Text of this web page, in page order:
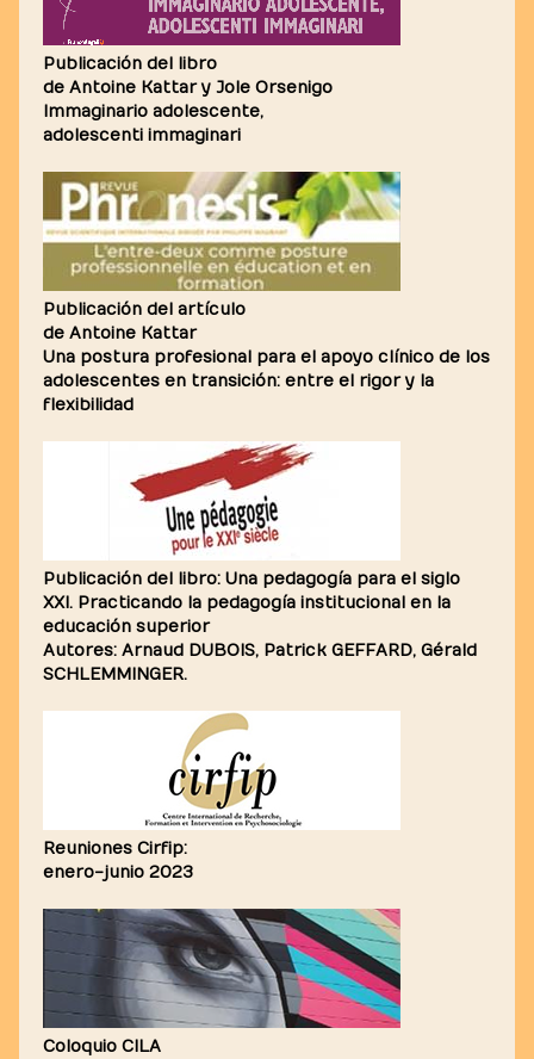
Publicación del libro
de Antoine Kattar y Jole Orsenigo
Immaginario adolescente,
adolescenti immaginari
Publicación del artículo
de Antoine Kattar
Una postura profesional para el apoyo clínico de los
adolescentes en transición: entre el rigor y la
flexibilidad
Publicación del libro: Una pedagogía para el siglo
XXI. Practicando la pedagogía institucional en la
educación superior
Autores: Arnaud DUBOIS, Patrick GEFFARD, Gérald
SCHLEMMINGER.
Reuniones Cirfip:
enero-junio 2023
Coloquio CILA